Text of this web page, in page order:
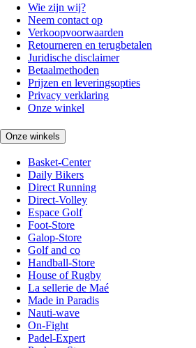
Wie zijn wij?
Neem contact op
Verkoopvoorwaarden
Retourneren en terugbetalen
Juridische disclaimer
Betaalmethoden
Prijzen en leveringsopties
Privacy verklaring
Onze winkel
Onze winkels
Basket-Center
Daily Bikers
Direct Running
Direct-Volley
Espace Golf
Foot-Store
Galop-Store
Golf and co
Handball-Store
House of Rugby
La sellerie de Maé
Made in Paradis
Nauti-wave
On-Fight
Padel-Expert